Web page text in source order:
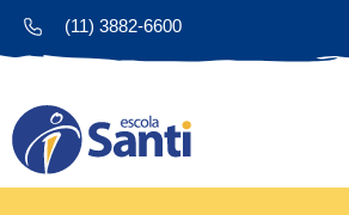
(11) 3882-6600